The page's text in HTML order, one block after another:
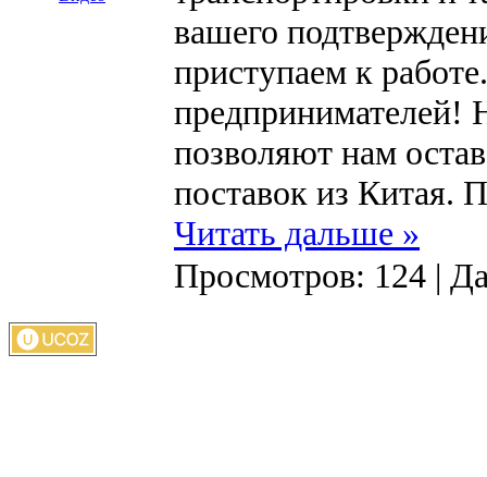
вашего
приступаем к
предпринимателей!
позволяют нам
поставок из Китая.
Читать дальше »
Просмотров: 124 |